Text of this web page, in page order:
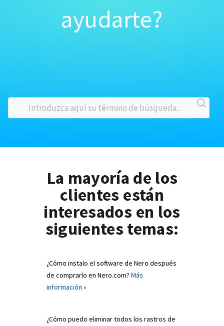
ayudarte?
La mayoría de los
clientes están
interesados en los
siguientes temas:
¿Cómo instalo el software de Nero después
de comprarlo en Nero.com? Más
información »
¿Cómo puedo eliminar todos los rastros de